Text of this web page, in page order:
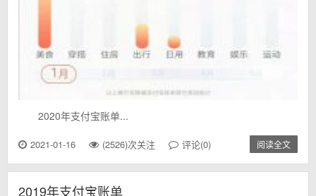
2020年支付宝账单...
2021-01-16 (2526)次关注 评论(0) 阅读全文
2019年支付宝账单